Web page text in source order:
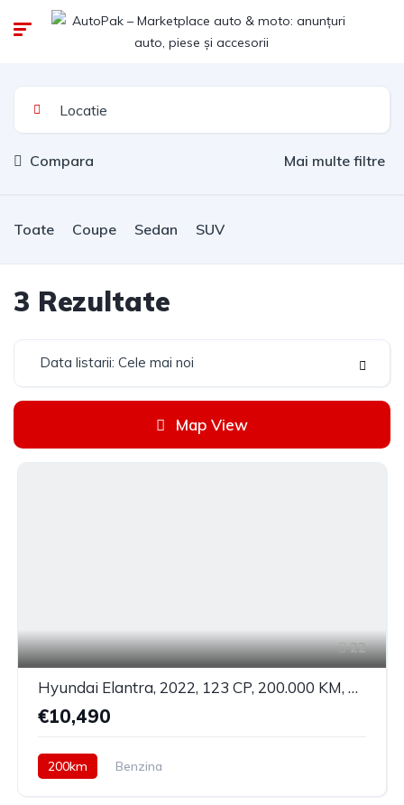
Compara Mai multe filtre
Toate Coupe Sedan SUV
3 Rezultate
Data listarii: Cele mai noi
Map View
22
Hyundai Elantra, 2022, 123 CP, 200.000 KM, Manuala
€10,490
200km Benzina